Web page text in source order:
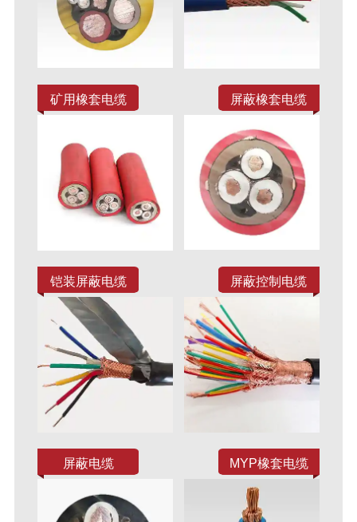
矿用橡套电缆 屏蔽橡套电缆
铠装屏蔽电缆 屏蔽控制电缆
屏蔽电缆 MYP橡套电缆